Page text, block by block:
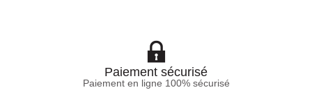
Paiement sécurisé
Paiement en ligne 100% sécurisé